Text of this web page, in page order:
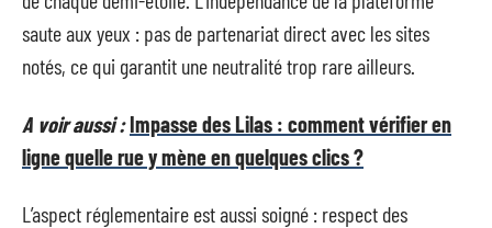
saute aux yeux : pas de partenariat direct avec les sites
notés, ce qui garantit une neutralité trop rare ailleurs.
A voir aussi :Impasse des Lilas : comment vérifier en
ligne quelle rue y mène en quelques clics ?
L’aspect réglementaire est aussi soigné : respect des